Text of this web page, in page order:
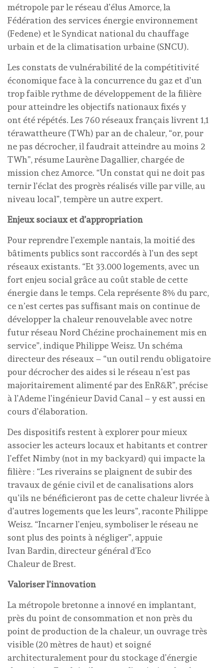
métropole par le réseau d’élus Amorce, la
Fédération des services énergie environnement
(Fedene) et le Syndicat national du chauffage
urbain et de la climatisation urbaine (SNCU).
Les constats de vulnérabilité de la compétitivité
économique face à la concurrence du gaz et d’un
trop faible rythme de développement de la filière
pour atteindre les objectifs nationaux fixés y
ont été répétés. Les 760 réseaux français livrent 1,1
térawattheure (TWh) par an de chaleur, “or, pour
ne pas décrocher, il faudrait atteindre au moins 2
TWh”, résume Laurène Dagallier, chargée de
mission chez Amorce. “Un constat qui ne doit pas
ternir l’éclat des progrès réalisés ville par ville, au
niveau local”, tempère un autre expert.
Enjeux sociaux et d’appropriation
Pour reprendre l’exemple nantais, la moitié des
bâtiments publics sont raccordés à l’un des sept
réseaux existants. “Et 33.000 logements, avec un
fort enjeu social grâce au coût stable de cette
énergie dans le temps. Cela représente 8% du parc,
ce n’est certes pas suffisant mais on continue de
développer la chaleur renouvelable avec notre
futur réseau Nord Chézine prochainement mis en
service”, indique Philippe Weisz. Un schéma
directeur des réseaux – “un outil rendu obligatoire
pour décrocher des aides si le réseau n’est pas
majoritairement alimenté par des EnR&R”, précise
à l’Ademe l’ingénieur David Canal – y est aussi en
cours d’élaboration.
Des dispositifs restent à explorer pour mieux
associer les acteurs locaux et habitants et contrer
l’effet Nimby (not in my backyard) qui impacte la
filière : “Les riverains se plaignent de subir des
travaux de génie civil et de canalisations alors
qu’ils ne bénéficieront pas de cette chaleur livrée à
d’autres logements que les leurs”, raconte Philippe
Weisz. “Incarner l’enjeu, symboliser le réseau ne
sont plus des points à négliger”, appuie
Ivan Bardin, directeur général d’Eco
Chaleur de Brest.
Valoriser l’innovation
La métropole bretonne a innové en implantant,
près du point de consommation et non près du
point de production de la chaleur, un ouvrage très
visible (20 mètres de haut) et soigné
architecturalement pour du stockage d’énergie